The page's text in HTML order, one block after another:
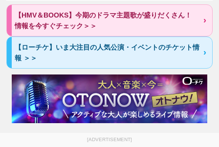
【HMV＆BOOKS】今期のドラマ主題歌が盛りだくさん！
情報を今すぐチェック＞＞
【ローチケ】いま大注目の人気公演・イベントのチケット情
報 ＞＞
[ADVERTISEMENT]